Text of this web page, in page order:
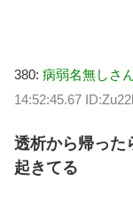
380: 病弱名無しさ
14:52:45.67
透析から帰った
起きてる